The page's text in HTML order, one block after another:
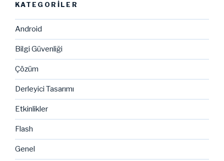
KATEGORILER
Android
Bilgi Güvenliği
Çözüm
Derleyici Tasarımı
Etkinlikler
Flash
Genel